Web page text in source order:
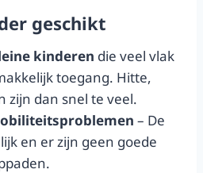
geschikt
kinderen die veel vlak
toegang. Hitte,
zijn dan snel te veel.
– De
en er zijn geen goede